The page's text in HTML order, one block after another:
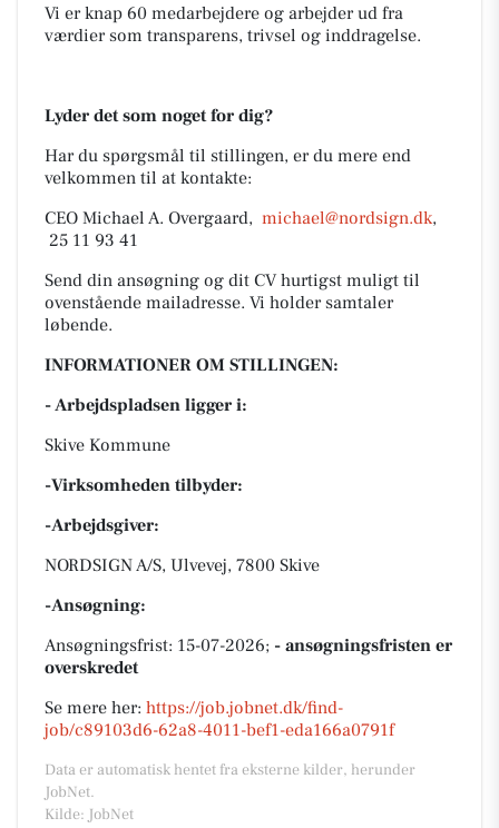
Vi er knap 60 medarbejdere og arbejder ud fra
værdier som transparens, trivsel og inddragelse.
Lyder det som noget for dig?
Har du spørgsmål til stillingen, er du mere end
velkommen til at kontakte:
CEO Michael A. Overgaard, michael@nordsign.dk,
25 11 93 41
Send din ansøgning og dit CV hurtigst muligt til
ovenstående mailadresse. Vi holder samtaler
løbende.
INFORMATIONER OM STILLINGEN:
- Arbejdspladsen ligger i:
Skive Kommune
-Virksomheden tilbyder:
-Arbejdsgiver:
NORDSIGN A/S, Ulvevej, 7800 Skive
-Ansøgning:
Ansøgningsfrist: 15-07-2026; - ansøgningsfristen er
overskredet
Se mere her: https://job.jobnet.dk/find-
job/c89103d6-62a8-4011-bef1-eda166a0791f
Data er automatisk hentet fra eksterne kilder, herunder
JobNet.
Kilde: JobNet